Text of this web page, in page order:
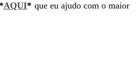
AQUI* que eu ajudo com o maior